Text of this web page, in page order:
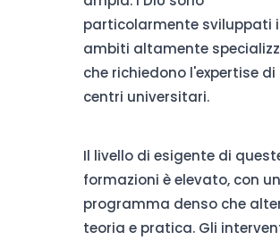
particolarmente sviluppati
ambiti altamente
che richiedono l'expertise di
centri universitari.
Il livello di esigente di
formazioni è elevato, con un
programma denso che
teoria e pratica. Gli